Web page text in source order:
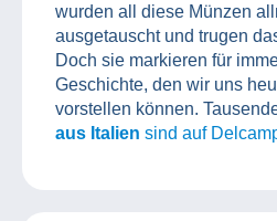
wurden all diese Münzen
ausgetauscht und trugen
Doch sie markieren für
Geschichte, den wir uns
vorstellen können.
aus Italien sind auf